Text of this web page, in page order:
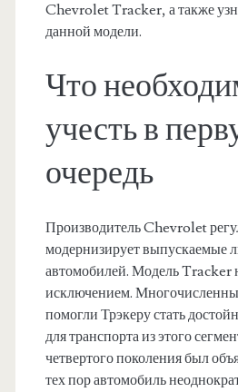
Chevrolet Tracker, а также
данной модели.
Что
учесть в
очередь
Производитель Chevrolet
модернизирует выпускаемые
автомобилей. Модель Tracker
исключением.
помогли Трэкеру стать
для транспорта из этого
четвертого поколения был
тех пор автомобиль